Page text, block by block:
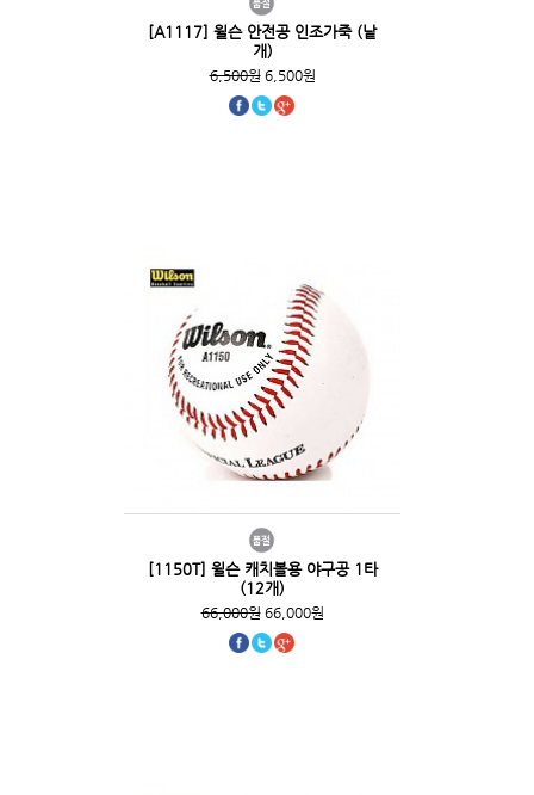
[A1117] 윌슨 안전공 인조가죽 (낱
개)
6,500원6,500원
[1150T] 윌슨 캐치볼용 야구공 1타
(12개)
66,000원66,000원